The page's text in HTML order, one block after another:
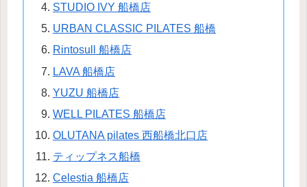
STUDIO IVY 船橋店
URBAN CLASSIC PILATES 船橋
Rintosull 船橋店
LAVA 船橋店
YUZU 船橋店
WELL PILATES 船橋店
OLUTANA pilates 西船橋北口店
ティップネス船橋
Celestia 船橋店